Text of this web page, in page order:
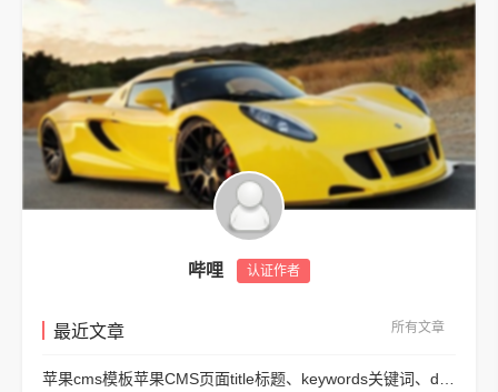
哔哩 认证作者
最近文章 所有文章